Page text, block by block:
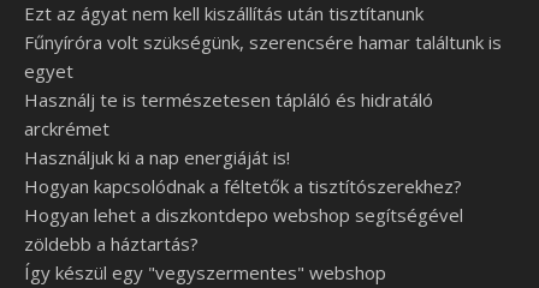
Ezt az ágyat nem kell kiszállítás után tisztítanunk
Fűnyíróra volt szükségünk, szerencsére hamar találtunk is
egyet
Használj te is természetesen tápláló és hidratáló
arckrémet
Használjuk ki a nap energiáját is!
Hogyan kapcsolódnak a féltetők a tisztítószerekhez?
Hogyan lehet a diszkontdepo webshop segítségével
zöldebb a háztartás?
Így készül egy "vegyszermentes" webshop